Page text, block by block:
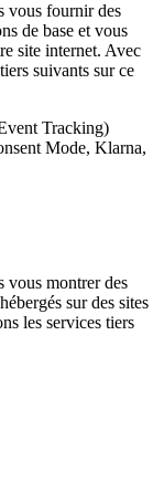
vous fournir des
de base et vous
site internet. Avec
suivants sur ce
Tracking)
Mode, Klarna,
vous montrer des
sur des sites
les services tiers